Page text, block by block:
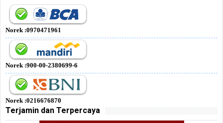
Norek :0970471961
Norek :900-00-2380699-6
Norek :0216676870
Terjamin dan Terpercaya